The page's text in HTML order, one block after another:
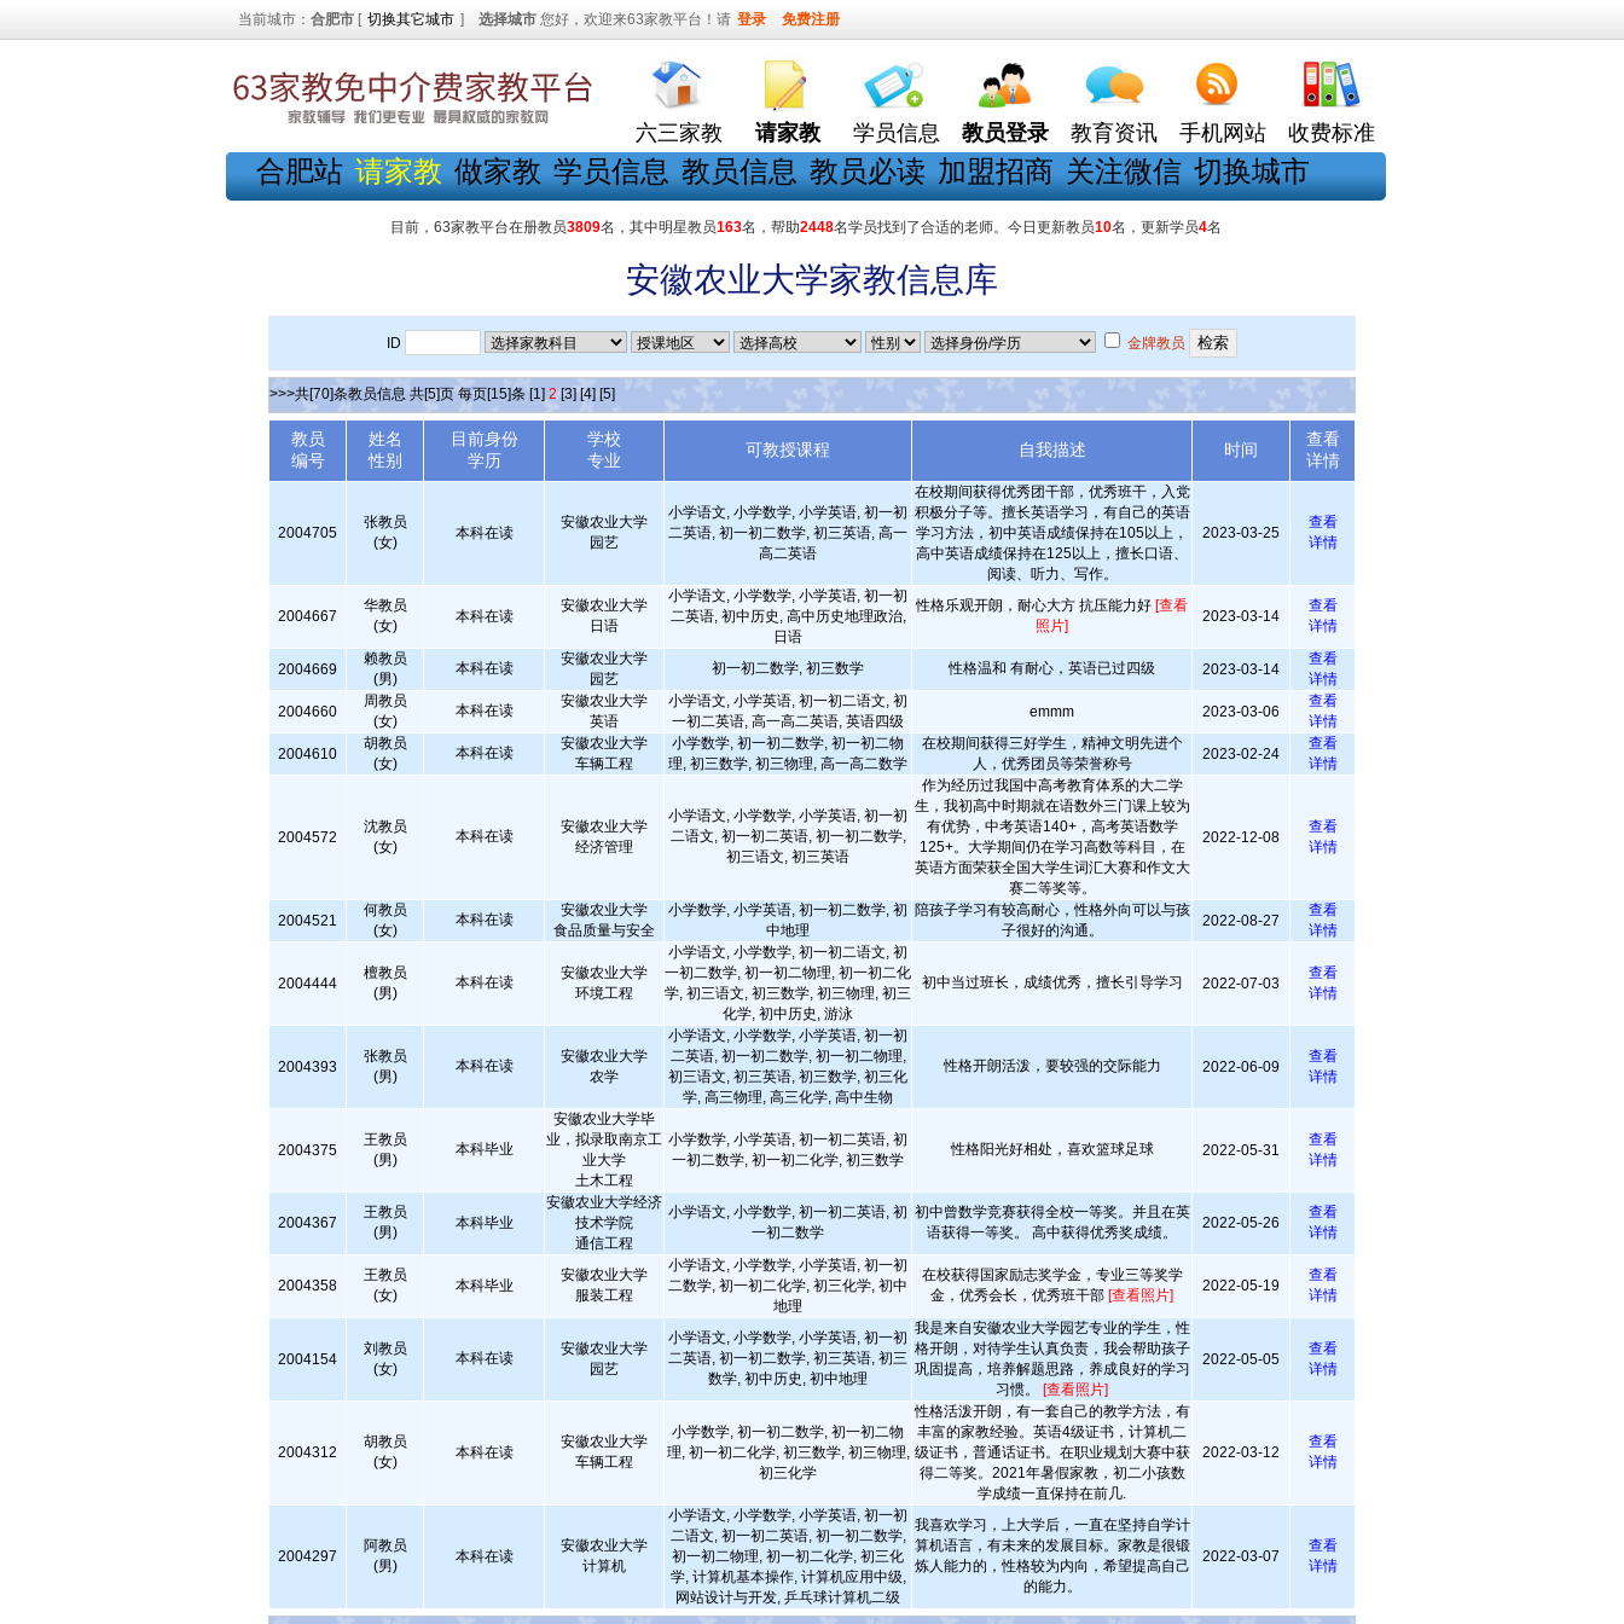
当前城市： 合肥市 [ 切换其它城市 ] 选择城市 您好，欢迎来63家教平台！请 登录 免费注册
六三家教 请家教 学员信息 教员登录 教育资讯 手机网站 收费标准
合肥站 请家教 做家教 学员信息 教员信息 教员必读 加盟招商 关注微信 切换城市
目前，63家教平台在册教员3809名，其中明星教员163名，帮助2448名学员找到了合适的老师。今日更新教员10名，更新学员4名
安徽农业大学家教信息库
ID 金牌教员
>>>共[70]条教员信息 共[5]页 每页[15]条 [1] 2 [3] [4] [5]
教员
编号
姓名
性别
目前身份
学历
学校
专业
可教授课程 自我描述 时间
查看
详情
2004705
张教员
(女)
本科在读
安徽农业大学
园艺
小学语文, 小学数学, 小学英语, 初一初
二英语, 初一初二数学, 初三英语, 高一
高二英语
在校期间获得优秀团干部，优秀班干，入党
积极分子等。擅长英语学习，有自己的英语
学习方法，初中英语成绩保持在105以上，
高中英语成绩保持在125以上，擅长口语、
阅读、听力、写作。
2023-03-25
查看
详情
2004667
华教员
(女)
本科在读
安徽农业大学
日语
小学语文, 小学数学, 小学英语, 初一初
二英语, 初中历史, 高中历史地理政治,
日语
性格乐观开朗，耐心大方 抗压能力好 [查看
照片]
2023-03-14
查看
详情
2004669
赖教员
(男)
本科在读
安徽农业大学
园艺
初一初二数学, 初三数学 性格温和 有耐心，英语已过四级 2023-03-14
查看
详情
2004660
周教员
(女)
本科在读
安徽农业大学
英语
小学语文, 小学英语, 初一初二语文, 初
一初二英语, 高一高二英语, 英语四级
emmm 2023-03-06
查看
详情
2004610
胡教员
(女)
本科在读
安徽农业大学
车辆工程
小学数学, 初一初二数学, 初一初二物
理, 初三数学, 初三物理, 高一高二数学
在校期间获得三好学生，精神文明先进个
人，优秀团员等荣誉称号
2023-02-24
查看
详情
2004572
沈教员
(女)
本科在读
安徽农业大学
经济管理
小学语文, 小学数学, 小学英语, 初一初
二语文, 初一初二英语, 初一初二数学,
初三语文, 初三英语
作为经历过我国中高考教育体系的大二学
生，我初高中时期就在语数外三门课上较为
有优势，中考英语140+，高考英语数学
125+。大学期间仍在学习高数等科目，在
英语方面荣获全国大学生词汇大赛和作文大
赛二等奖等。
2022-12-08
查看
详情
2004521
何教员
(女)
本科在读
安徽农业大学
食品质量与安全
小学数学, 小学英语, 初一初二数学, 初
中地理
陪孩子学习有较高耐心，性格外向可以与孩
子很好的沟通。
2022-08-27
查看
详情
2004444
檀教员
(男)
本科在读
安徽农业大学
环境工程
小学语文, 小学数学, 初一初二语文, 初
一初二数学, 初一初二物理, 初一初二化
学, 初三语文, 初三数学, 初三物理, 初三
化学, 初中历史, 游泳
初中当过班长，成绩优秀，擅长引导学习 2022-07-03
查看
详情
2004393
张教员
(男)
本科在读
安徽农业大学
农学
小学语文, 小学数学, 小学英语, 初一初
二英语, 初一初二数学, 初一初二物理,
初三语文, 初三英语, 初三数学, 初三化
学, 高三物理, 高三化学, 高中生物
性格开朗活泼，要较强的交际能力 2022-06-09
查看
详情
2004375
王教员
(男)
本科毕业
安徽农业大学毕
业，拟录取南京工
业大学
土木工程
小学数学, 小学英语, 初一初二英语, 初
一初二数学, 初一初二化学, 初三数学
性格阳光好相处，喜欢篮球足球 2022-05-31
查看
详情
2004367
王教员
(男)
本科毕业
安徽农业大学经济
技术学院
通信工程
小学语文, 小学数学, 初一初二英语, 初
一初二数学
初中曾数学竞赛获得全校一等奖。并且在英
语获得一等奖。 高中获得优秀奖成绩。
2022-05-26
查看
详情
2004358
王教员
(女)
本科毕业
安徽农业大学
服装工程
小学语文, 小学数学, 小学英语, 初一初
二数学, 初一初二化学, 初三化学, 初中
地理
在校获得国家励志奖学金，专业三等奖学
金，优秀会长，优秀班干部 [查看照片]
2022-05-19
查看
详情
2004154
刘教员
(女)
本科在读
安徽农业大学
园艺
小学语文, 小学数学, 小学英语, 初一初
二英语, 初一初二数学, 初三英语, 初三
数学, 初中历史, 初中地理
我是来自安徽农业大学园艺专业的学生，性
格开朗，对待学生认真负责，我会帮助孩子
巩固提高，培养解题思路，养成良好的学习
习惯。 [查看照片]
2022-05-05
查看
详情
2004312
胡教员
(女)
本科在读
安徽农业大学
车辆工程
小学数学, 初一初二数学, 初一初二物
理, 初一初二化学, 初三数学, 初三物理,
初三化学
性格活泼开朗，有一套自己的教学方法，有
丰富的家教经验。英语4级证书，计算机二
级证书，普通话证书。在职业规划大赛中获
得二等奖。2021年暑假家教，初二小孩数
学成绩一直保持在前几.
2022-03-12
查看
详情
2004297
阿教员
(男)
本科在读
安徽农业大学
计算机
小学语文, 小学数学, 小学英语, 初一初
二语文, 初一初二英语, 初一初二数学,
初一初二物理, 初一初二化学, 初三化
学, 计算机基本操作, 计算机应用中级,
网站设计与开发, 乒乓球计算机二级
我喜欢学习，上大学后，一直在坚持自学计
算机语言，有未来的发展目标。家教是很锻
炼人能力的，性格较为内向，希望提高自己
的能力。
2022-03-07
查看
详情